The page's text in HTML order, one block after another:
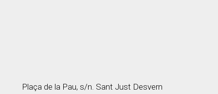
Plaça de la Pau, s/n. Sant Just Desvern